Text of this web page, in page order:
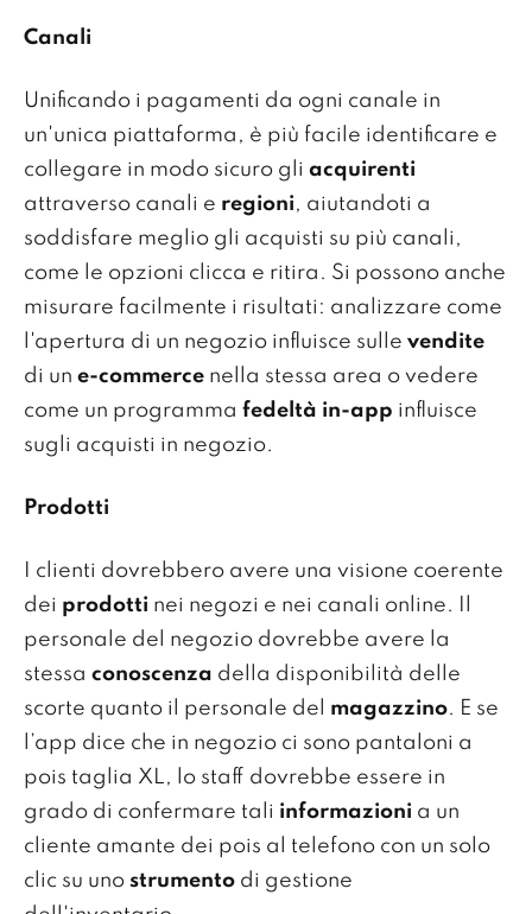
Canali
Unificando i pagamenti da ogni canale in
un'unica piattaforma, è più facile identificare e
collegare in modo sicuro gli acquirenti
attraverso canali e regioni, aiutandoti a
soddisfare meglio gli acquisti su più canali,
come le opzioni clicca e ritira. Si possono anche
misurare facilmente i risultati: analizzare come
l'apertura di un negozio influisce sulle vendite
di un e-commerce nella stessa area o vedere
come un programma fedeltà in-app influisce
sugli acquisti in negozio.
Prodotti
I clienti dovrebbero avere una visione coerente
dei prodotti nei negozi e nei canali online. Il
personale del negozio dovrebbe avere la
stessa conoscenza della disponibilità delle
scorte quanto il personale del magazzino. E se
l’app dice che in negozio ci sono pantaloni a
pois taglia XL, lo staff dovrebbe essere in
grado di confermare tali informazioni a un
cliente amante dei pois al telefono con un solo
clic su uno strumento di gestione